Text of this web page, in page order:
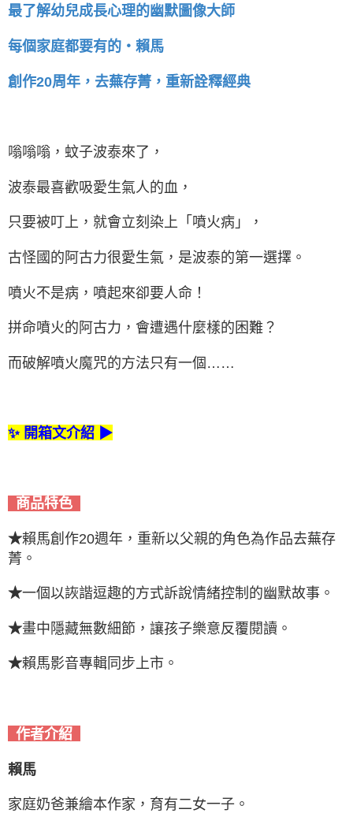
最了解幼兒成長心理的幽默圖像大師
每個家庭都要有的‧賴馬
創作20周年，去蕪存菁，重新詮釋經典
嗡嗡嗡，蚊子波泰來了，
波泰最喜歡吸愛生氣人的血，
只要被叮上，就會立刻染上「噴火病」，
古怪國的阿古力很愛生氣，是波泰的第一選擇。
噴火不是病，噴起來卻要人命！
拼命噴火的阿古力，會遭遇什麼樣的困難？
而破解噴火魔咒的方法只有一個……
✨ 開箱文介紹 ▶
商品特色
★賴馬創作20週年，重新以父親的角色為作品去蕪存
菁。
★一個以詼諧逗趣的方式訴說情緒控制的幽默故事。
★畫中隱藏無數細節，讓孩子樂意反覆閱讀。
★賴馬影音專輯同步上市。
作者介紹
賴馬
家庭奶爸兼繪本作家，育有二女一子。